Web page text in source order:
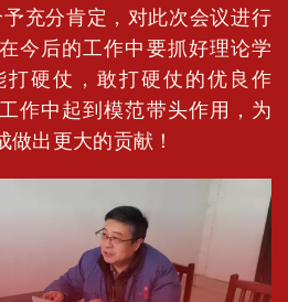
充分肯定，对此次会议进行
今后的工作中要抓好理论学
打硬仗，敢打硬仗的优良作
作中起到模范带头作用，为
出更大的贡献！